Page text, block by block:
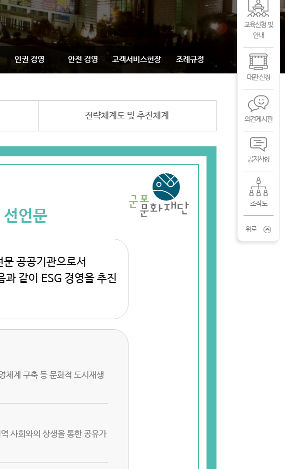
인권 경영 안전 경영 고객서비스헌장 조례규정
전략체계도 및 추진체계
언문
공공기관으로서
과 같이 ESG 경영을 추진
체계 구축 등 문화적 도시재생
사회와의 상생을 통한 공유가
교육신청 및
안내
대관 신청
의견게시판
공지사항
조직도
위로